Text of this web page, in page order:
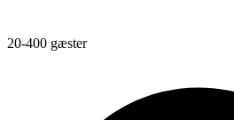
20-400 gæster